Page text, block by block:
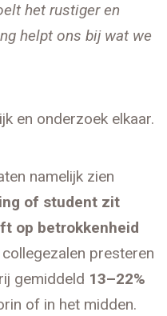
het rustiger en
helpt ons bij wat we
en onderzoek elkaar.
namelijk zien
of student zit
op betrokkenheid
presteren
gemiddeld 13–22%
of in het midden.